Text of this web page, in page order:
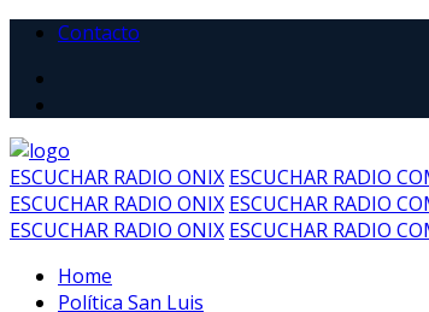
Contacto
ESCUCHAR RADIO ONIX ESCUCHAR RADIO
ESCUCHAR RADIO ONIX ESCUCHAR RADIO
ESCUCHAR RADIO ONIX ESCUCHAR RADIO
Home
Política San Luis